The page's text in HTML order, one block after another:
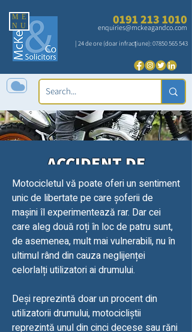
ME
NU
0191 213 1010
enquiries@mckeagandco.com
| 24 de ore (doar infracțiune):07850 565 543
ACCIDENT DE
MOTOCICLETA
CERERI DE
DESPĂGUBARE
Motocicletul vă poate oferi un sentiment
unic de libertate pe care șoferii de
mașini îl experimentează rar. Dar cei
care aleg două roți în loc de patru sunt,
de asemenea, mult mai vulnerabili, nu în
ultimul rând din cauza neglijenței
celorlalți utilizatori ai drumului.
Deși reprezintă doar un procent din
utilizatorii drumului, motocicliștii
reprezintă unul din cinci decese sau răni